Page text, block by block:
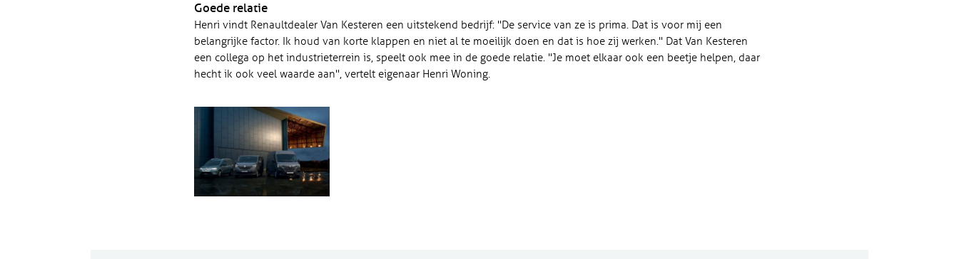
Goede relatie
Henri vindt Renaultdealer Van Kesteren een uitstekend bedrijf: "De service van ze is prima. Dat is voor mij een
belangrijke factor. Ik houd van korte klappen en niet al te moeilijk doen en dat is hoe zij werken." Dat Van Kesteren
een collega op het industrieterrein is, speelt ook mee in de goede relatie. "Je moet elkaar ook een beetje helpen, daar
hecht ik ook veel waarde aan", vertelt eigenaar Henri Woning.